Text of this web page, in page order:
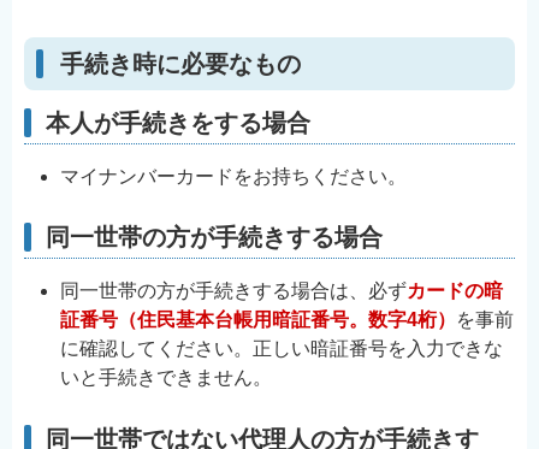
手続き時に必要なもの
本人が手続きをする場合
マイナンバーカードをお持ちください。
同一世帯の方が手続きする場合
同一世帯の方が手続きする場合は、必ずカードの暗
証番号（住民基本台帳用暗証番号。数字4桁）
を事前
に確認してください。正しい暗証番号を入力できな
いと手続きできません。
同一世帯ではない代理人の方が手続きす